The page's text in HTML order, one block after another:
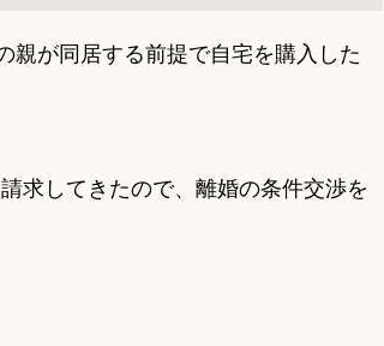
親が同居する前提で自宅を購入した
求してきたので、離婚の条件交渉を